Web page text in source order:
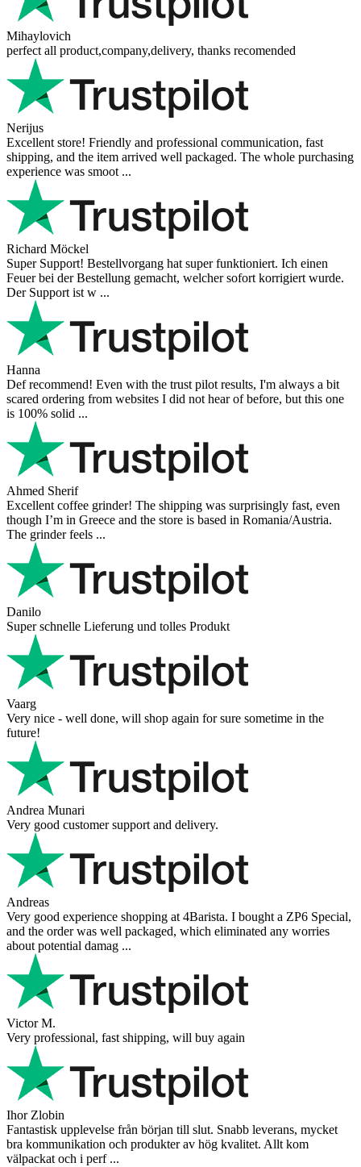
Mihaylovich
perfect all product,company,delivery, thanks recomended
Nerijus
Excellent store! Friendly and professional communication, fast
shipping, and the item arrived well packaged. The whole purchasing
experience was smoot ...
Richard Möckel
Super Support! Bestellvorgang hat super funktioniert. Ich einen
Feuer bei der Bestellung gemacht, welcher sofort korrigiert wurde.
Der Support ist w ...
Hanna
Def recommend! Even with the trust pilot results, I'm always a bit
scared ordering from websites I did not hear of before, but this one
is 100% solid ...
Ahmed Sherif
Excellent coffee grinder! The shipping was surprisingly fast, even
though I’m in Greece and the store is based in Romania/Austria.
The grinder feels ...
Danilo
Super schnelle Lieferung und tolles Produkt
Vaarg
Very nice - well done, will shop again for sure sometime in the
future!
Andrea Munari
Very good customer support and delivery.
Andreas
Very good experience shopping at 4Barista. I bought a ZP6 Special,
and the order was well packaged, which eliminated any worries
about potential damag ...
Victor M.
Very professional, fast shipping, will buy again
Ihor Zlobin
Fantastisk upplevelse från början till slut. Snabb leverans, mycket
bra kommunikation och produkter av hög kvalitet. Allt kom
välpackat och i perf ...